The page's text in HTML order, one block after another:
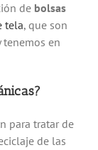
de bolsas
tela, que son
en
para tratar de
de las